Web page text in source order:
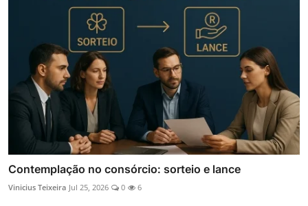
Contemplação no consórcio: sorteio e lance
Vinicius Teixeira Jul 25, 2026 0 6